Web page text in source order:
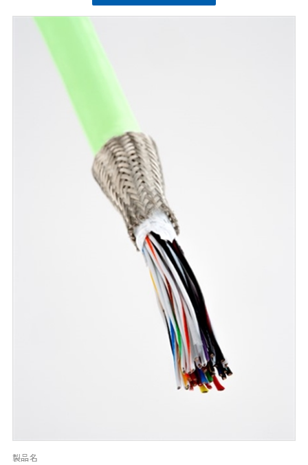
ことを保証します。
【導体】
・銅めっきや高力合金を始め、多種多様な導体材料に対応
・小型(AWG24-32相当)、超小型(AWG34-46)サイズ
・電気的仕様、温度条件、サイズのご要求に応じて選定
・ブレード、スパイラル、アルミニウムホイル、その他の材料
・NEWTtuf 補強シリコンゴムケーブルを用いる事で、最適な引
・各種屈曲試験、ねじれ試験、減衰特性試験、伝播速度試験、
製品名